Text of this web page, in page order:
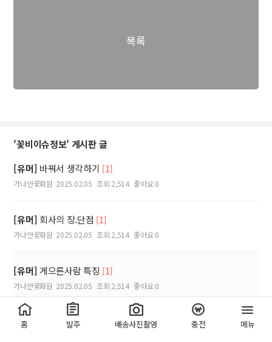
목록
'꽃비이슈정보' 게시판 글
[유머] 바꿔서 생각하기 [1]
가나안꽃화원 2025.02.05 조회 2,514 좋아요 0
[유머] 회사의 장.단점 [1]
가나안꽃화원 2025.02.05 조회 2,514 좋아요 0
[유머]게으른사람 특징 [1]
가나안꽃화원 2025.02.05 조회 2,514 좋아요 0
[유머] 버스기사님의 센스 [1]
홈 발주 배송사진촬영 충전 메뉴